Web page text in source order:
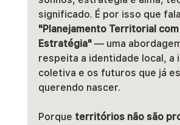
significado. É por isso que
"Planejamento Territorial com
Estratégia" — uma
respeita a identidade local, a
coletiva e os futuros que já
querendo nascer.
Porque territórios não são